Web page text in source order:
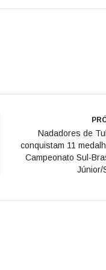
Nadadores de
conquistam 11
Campeonato Sul-
Júnior/